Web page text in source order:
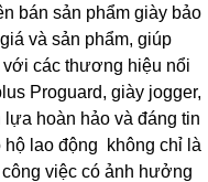
bán sản phẩm giày bảo
và sản phẩm, giúp
với các thương hiệu nổi
Proguard, giày jogger,
lựa hoàn hảo và đáng tin
hộ lao động không chỉ là
việc có ảnh hưởng